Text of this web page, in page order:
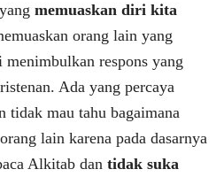
memuaskan diri kita
orang lain yang
respons yang
Ada yang percaya
tidak mau tahu bagaimana
lain karena pada dasarnya
Alkitab dan tidak suka